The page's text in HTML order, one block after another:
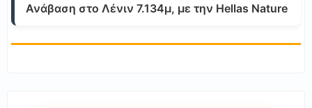
Ανάβαση στο Λένιν 7.134μ, με την Hellas Nature